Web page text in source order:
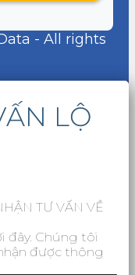
- All rights
LỘ
TƯ VẤN VỀ
đây. Chúng tôi
được thông